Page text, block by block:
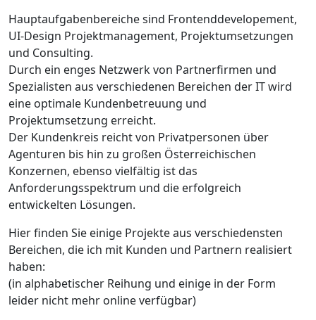
Hauptaufgabenbereiche sind Frontenddevelopement,
UI-Design Projektmanagement, Projektumsetzungen
und Consulting.
Durch ein enges Netzwerk von Partnerfirmen und
Spezialisten aus verschiedenen Bereichen der IT wird
eine optimale Kundenbetreuung und
Projektumsetzung erreicht.
Der Kundenkreis reicht von Privatpersonen über
Agenturen bis hin zu großen Österreichischen
Konzernen, ebenso vielfältig ist das
Anforderungsspektrum und die erfolgreich
entwickelten Lösungen.
Hier finden Sie einige Projekte aus verschiedensten
Bereichen, die ich mit Kunden und Partnern realisiert
haben:
(in alphabetischer Reihung und einige in der Form
leider nicht mehr online verfügbar)